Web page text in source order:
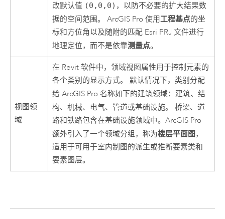
改默认值 (0,0,0) ，以防不必要的扩大结果数
据的空间范围。ArcGIS Pro 使用工程基点的坐
标和方位角以及随附的匹配 Esri PRJ 文件进行
地理定位，而不是依靠测量点。
视图领
域
在 Revit 软件中，领域视图属性用于控制元素的
各个类别的显示方式。 默认情况下，类别分配
给ArcGIS Pro 名称如下的建筑领域：建筑、结
构、机械、 电气、管道或基础设施。 桥梁、道
路和铁路包含在基础设施领域中。ArcGIS Pro
额外引入了一个领域分组，称为楼层平面图 ，
适用于可用于室内制图的派生或推断要素类和
要素图层。